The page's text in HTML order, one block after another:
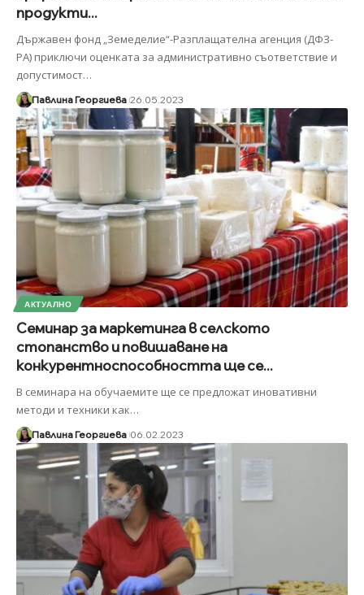
продукти...
Държавен фонд „Земеделие“-Разплащателна агенция (ДФЗ-
РА) приключи оценката за административно съответствие и
допустимост…
Павлина Георгиева 26.05.2023
АКТУАЛНО
Семинар за маркетинга в селското
стопанство и повишаване на
конкурентноспособността ще се...
В семинара на обучаемите ще се предложат иновативни
методи и техники как…
Павлина Георгиева 06.02.2023